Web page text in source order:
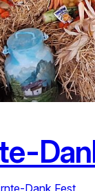
Dank Fest